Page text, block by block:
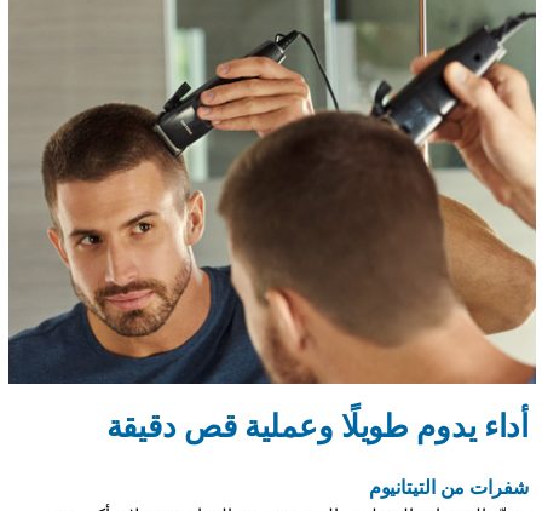
أداء يدوم طويلًا وعملية قص دقيقة
شفرات من التيتانيوم